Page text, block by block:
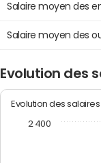
Salaire moyen des
Salaire moyen des
Evolution des
Evolution des
2 400